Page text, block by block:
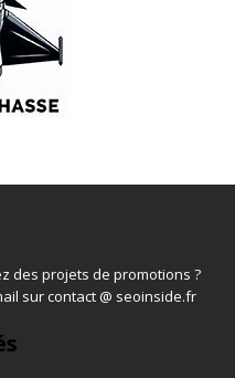
des projets de promotions ?
sur contact @ seoinside.fr